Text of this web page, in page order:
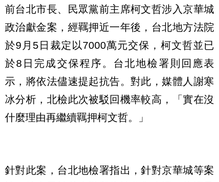
前台北市長、民眾黨前主席柯文哲涉入京華城
政治獻金案，經羈押近一年後，台北地方法院
於9月5日裁定以7000萬元交保，柯文哲並已
於8日完成交保程序。台北地檢署則回應表
示，將依法儘速提起抗告。對此，媒體人謝寒
冰分析，北檢此次被駁回機率較高，「實在沒
什麼理由再繼續羈押柯文哲。」
針對此案，台北地檢署指出，針對京華城等案